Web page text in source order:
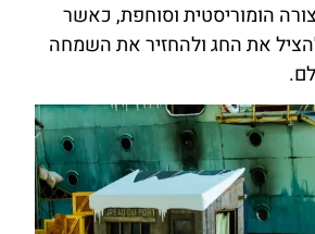
הומוריסטית וסוחפת, כאשר
להציל את החג ולהחזיר את השמחה